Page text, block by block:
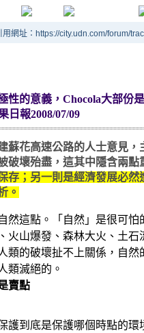
用網址：https://city.udn.com/forum/
性的意義， Chocola大部份
日報2008/07/09
蘇花高速公路的人士意見
破壞殆盡，這其中隱含兩點
存；另一則是經濟發展必
。
然這點。「自然」是很可怕
火山爆發、森林大火、土
類的破壞扯不上關係，自
類滅絕的。
賣點
護到底是保護哪個時點的